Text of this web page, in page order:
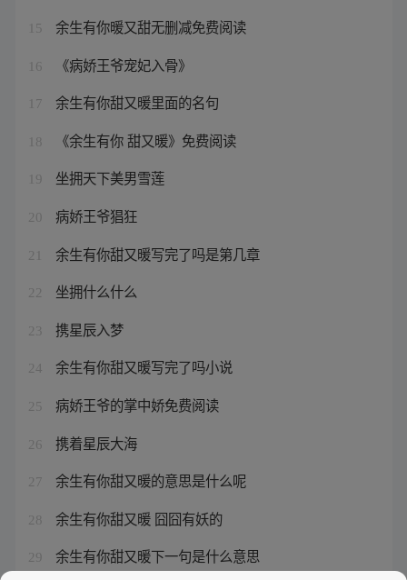
15 余生有你暖又甜无删减免费阅读
16 《病娇王爷宠妃入骨》
17 余生有你甜又暖里面的名句
18 《余生有你 甜又暖》免费阅读
19 坐拥天下美男雪莲
20 病娇王爷猖狂
21 余生有你甜又暖写完了吗是第几章
22 坐拥什么什么
23 携星辰入梦
24 余生有你甜又暖写完了吗小说
25 病娇王爷的掌中娇免费阅读
26 携着星辰大海
27 余生有你甜又暖的意思是什么呢
28 余生有你甜又暖 囧囧有妖的
29 余生有你甜又暖下一句是什么意思